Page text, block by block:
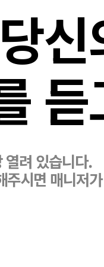
려 있습니다.
시면 매니저